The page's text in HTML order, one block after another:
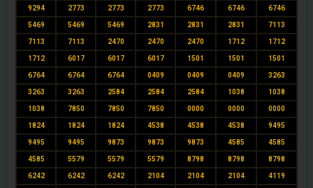
9294 2773 2773 2773 6746 6746 6746
5469 5469 5469 2831 2831 2831 7113
7113 7113 2470 2470 2470 1712 1712
1712 6017 6017 6017 1501 1501 1501
6764 6764 6764 0409 0409 0409 3263
3263 3263 2584 2584 2584 1038 1038
1038 7850 7850 7850 0000 0000 0000
1824 1824 1824 4538 4538 4538 9495
9495 9495 9873 9873 9873 4585 4585
4585 5579 5579 5579 8798 8798 8798
6242 6242 6242 2104 2104 2104 4119